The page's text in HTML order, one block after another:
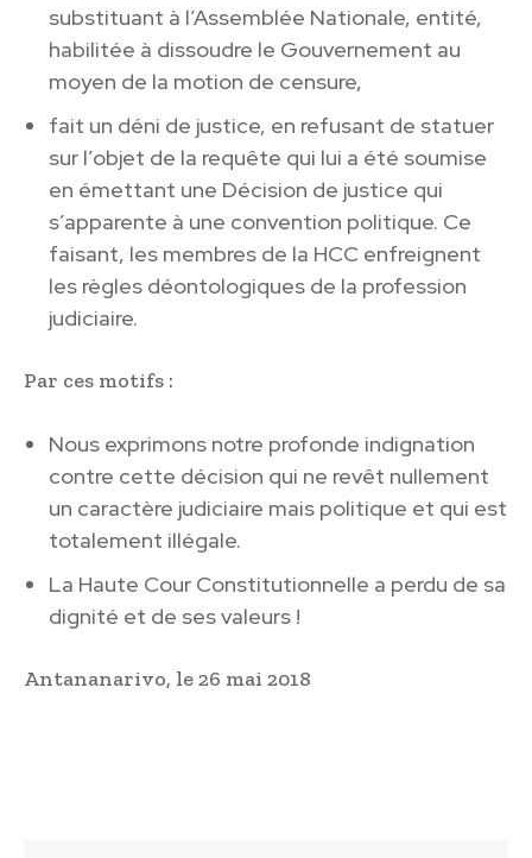
substituant à l’Assemblée Nationale, entité,
habilitée à dissoudre le Gouvernement au
moyen de la motion de censure,
fait un déni de justice, en refusant de statuer
sur l’objet de la requête qui lui a été soumise
en émettant une Décision de justice qui
s’apparente à une convention politique. Ce
faisant, les membres de la HCC enfreignent
les règles déontologiques de la profession
judiciaire.
Par ces motifs :
Nous exprimons notre profonde indignation
contre cette décision qui ne revêt nullement
un caractère judiciaire mais politique et qui est
totalement illégale.
La Haute Cour Constitutionnelle a perdu de sa
dignité et de ses valeurs !
Antananarivo, le 26 mai 2018